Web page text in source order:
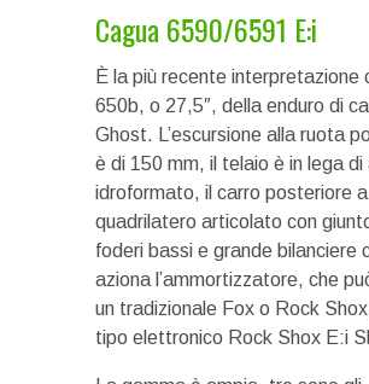
Cagua 6590/6591 E:i
È la più recente interpretazione
650b, o 27,5″, della enduro di
Ghost. L’escursione alla ruota
è di 150 mm, il telaio è in lega di
idroformato, il carro posteriore a
quadrilatero articolato con
foderi bassi e grande bilanciere
aziona l’ammortizzatore, che
un tradizionale Fox o Rock
tipo elettronico Rock Shox E:i